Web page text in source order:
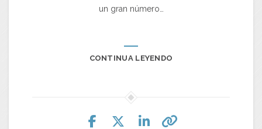
un gran número…
CONTINUA LEYENDO